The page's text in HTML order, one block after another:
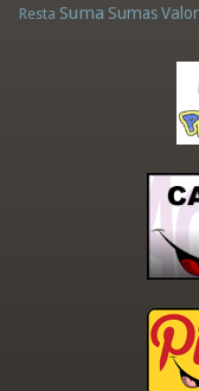
Resta Suma Sumas